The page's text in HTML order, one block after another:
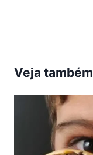
Veja também